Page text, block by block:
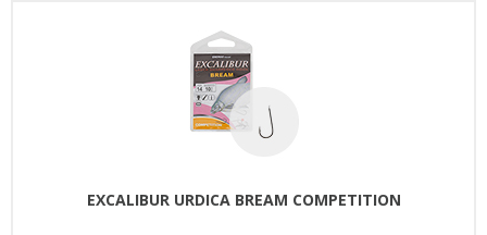
EXCALIBUR URDICA BREAM COMPETITION